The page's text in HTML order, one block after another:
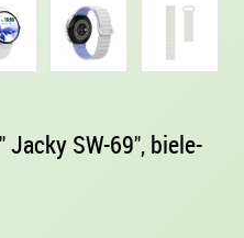
Jacky SW-69", biele-